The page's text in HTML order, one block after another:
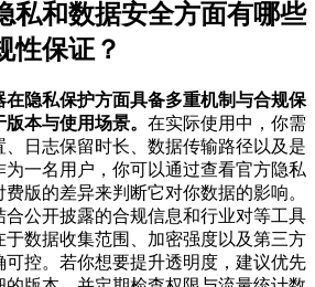
私和数据安全方面有哪些
性保证？
在隐私保护方面具备多重机制与合规保
本与使用场景。 在实际使用中，你需
日志保留时长、数据传输路径以及是
一名用户，你可以通过查看官方隐私
版的差异来判断它对你数据的影响。
公开披露的合规信息和行业对等工具
于数据收集范围、加密强度以及第三方
控。若你想要提升透明度，建议优先